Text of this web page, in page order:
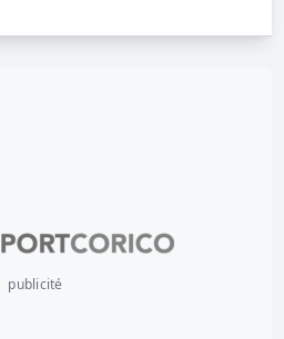
publicité